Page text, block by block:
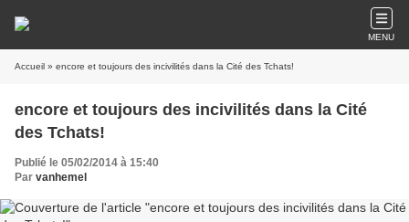
MENU
Accueil » encore et toujours des incivilités dans la Cité des Tchats!
encore et toujours des incivilités dans la Cité
des Tchats!
Publié le 05/02/2014 à 15:40
Par vanhemel